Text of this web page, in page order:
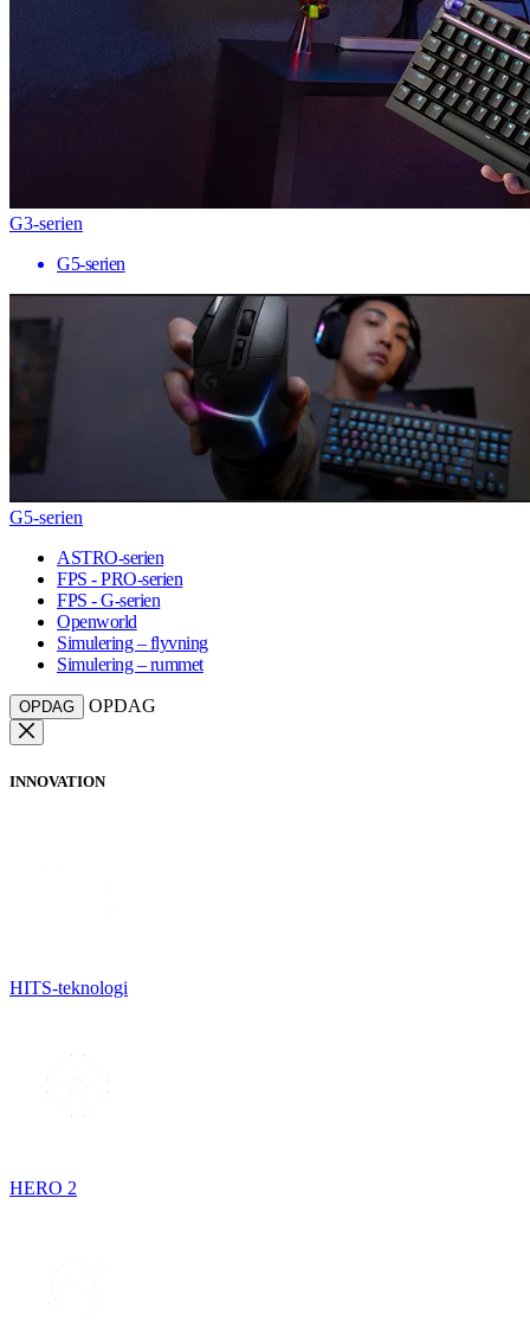
G3-serien
G5-serien
G5-serien
ASTRO-serien
FPS - PRO-serien
FPS - G-serien
Openworld
Simulering – flyvning
Simulering – rummet
OPDAG OPDAG
INNOVATION
HITS-teknologi
HERO 2